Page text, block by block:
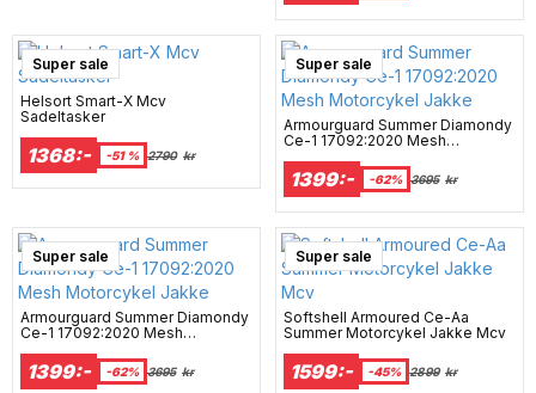
Super sale
Helsort Smart-X Mcv
Sadeltasker
1368:- -51 % 2790 kr
Super sale
Armourguard Summer Diamondy
Ce-1 17092:2020 Mesh
1399:- -62% 3695 kr
Super sale
Armourguard Summer Diamondy
Ce-1 17092:2020 Mesh
1399:- -62% 3695 kr
Super sale
Softshell Armoured Ce-Aa
Summer Motorcykel Jakke Mcv
1599:- -45% 2899 kr